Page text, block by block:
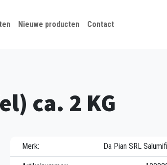
Nieuwe producten Contact
ca. 2 KG
Merk: Da Pian SRL